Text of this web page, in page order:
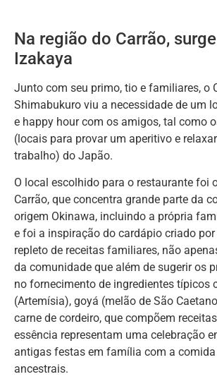
Na região do Carrão,
Izakaya
Junto com seu primo, tio e familiares, o
Shimabukuro viu a necessidade de um
e happy hour com os amigos, tal como
(locais para provar um aperitivo e
trabalho) do Japão.
O local escolhido para o restaurante foi
Carrão, que concentra grande parte da
origem Okinawa, incluindo a própria
e foi a inspiração do cardápio criado por
repleto de receitas familiares, não
da comunidade que além de sugerir os
no fornecimento de ingredientes típicos
(Artemísia), goyá (melão de São
carne de cordeiro, que compõem
essência representam uma celebração
antigas festas em família com a comida
ancestrais.